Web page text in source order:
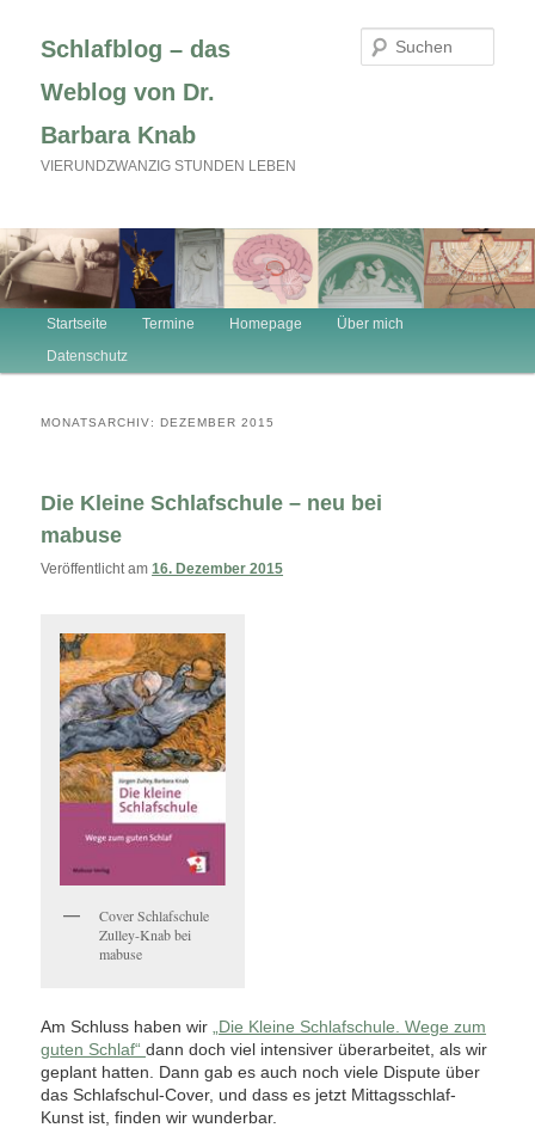
Inhalt
InhaltSchlafblog – das
Weblog von Dr.
Barbara Knab
VIERUNDZWANZIG STUNDEN LEBEN
Hauptmenü
Startseite Termine Homepage
Über mich
Datenschutz
MONATSARCHIV:DEZEMBER 2015
Die Kleine Schlafschule – neu bei
mabuse
Veröffentlicht am16. Dezember 2015
Cover Schlafschule
Zulley-Knab bei
mabuse
Am Schluss haben wir
„Die Kleine Schlafschule. Wege zum
guten Schlaf“dann doch viel intensiver überarbeitet, als wir
geplant hatten. Dann gab es auch noch viele Dispute über
das Schlafschul-Cover, und dass es jetzt Mittagsschlaf-
Kunst ist, finden wir wunderbar.